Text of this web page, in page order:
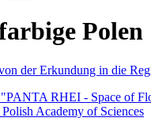
Polen
der Erkundung in die
RHEI - Space of
Academy of Sciences